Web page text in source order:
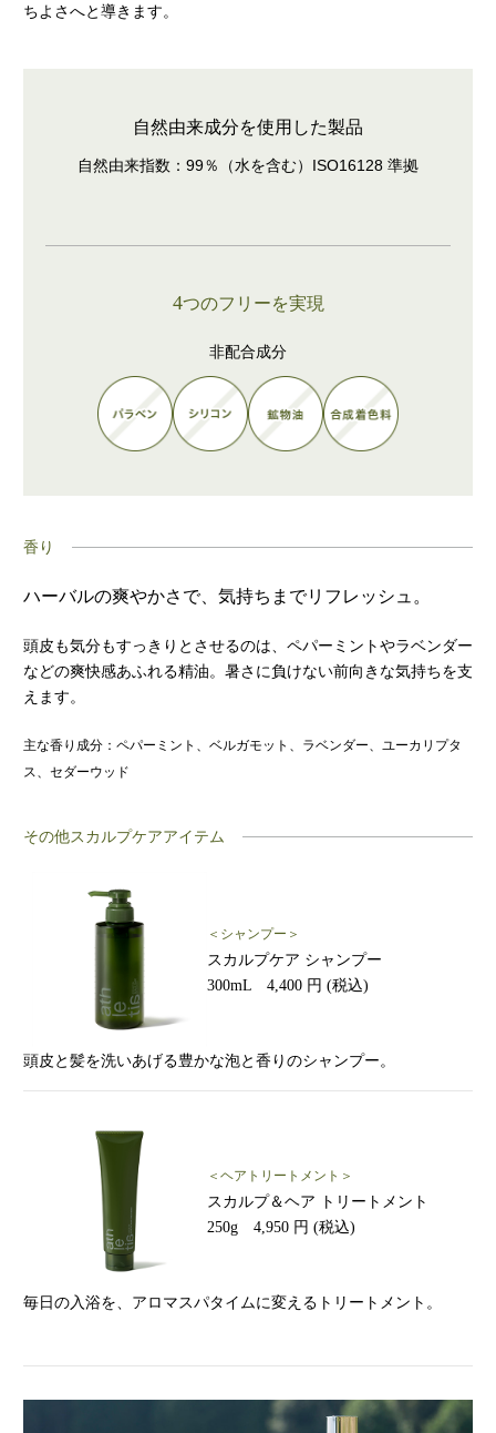
ちよさへと導きます。
自然由来成分を使用した製品
自然由来指数：99％（水を含む）ISO16128 準拠
4つのフリーを実現
非配合成分
香り
ハーバルの爽やかさで、気持ちまでリフレッシュ。
頭皮も気分もすっきりとさせるのは、ペパーミントやラベンダー
などの爽快感あふれる精油。暑さに負けない前向きな気持ちを支
えます。
主な香り成分：ペパーミント、ベルガモット、ラベンダー、ユーカリプタ
ス、セダーウッド
その他スカルプケアアイテム
＜シャンプー＞
スカルプケア シャンプー
300mL 4,400 円 (税込)
頭皮と髪を洗いあげる豊かな泡と香りのシャンプー。
＜ヘアトリートメント＞
スカルプ＆ヘア トリートメント
250g 4,950 円 (税込)
毎日の入浴を、アロマスパタイムに変えるトリートメント。